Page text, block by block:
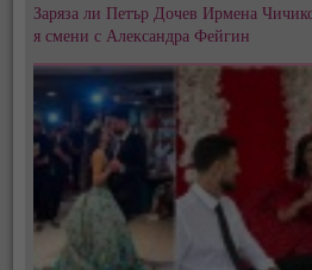
Заряза ли Петър Дочев Ирмена
я смени с Александра Фейгин